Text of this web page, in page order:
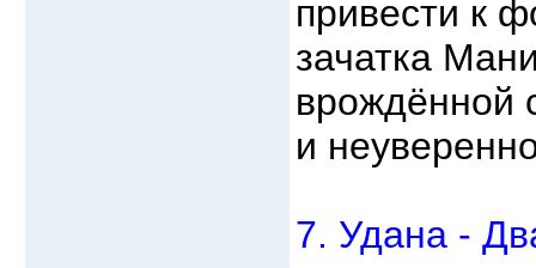
привести к
зачатка
врождённой
и
7. Удана -